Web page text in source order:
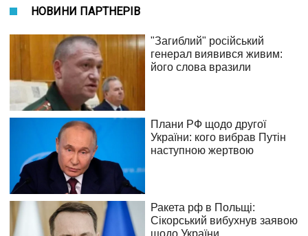
НОВИНИ ПАРТНЕРІВ